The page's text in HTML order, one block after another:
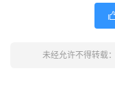
未经允许不得转载：